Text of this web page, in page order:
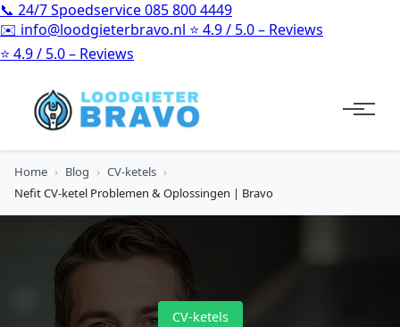
📞 24/7 Spoedservice085 800 4449
✉️ info@loodgieterbravo.nl ⭐ 4.9 / 5.0 – Reviews
⭐ 4.9 / 5.0 – Reviews
Home › Blog › CV-ketels ›
Nefit CV-ketel Problemen & Oplossingen | Bravo
CV-ketels